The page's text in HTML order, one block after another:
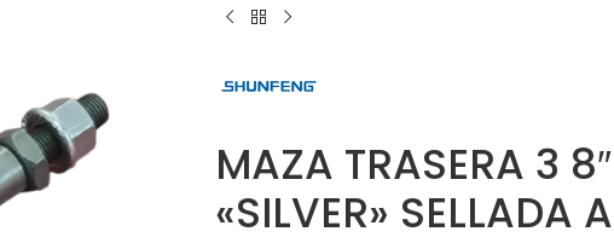
MAZA TRASERA 3
«SILVER» SELLADA